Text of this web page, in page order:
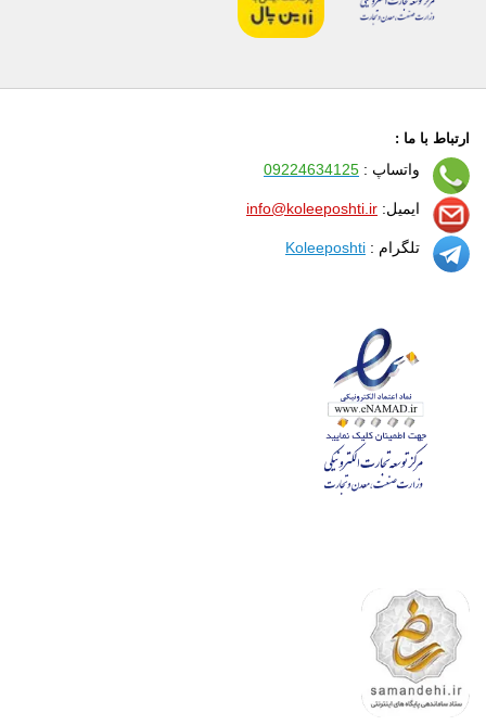
ارتباط با ما :
واتساپ : 09224634125
ایمیل: info@koleeposhti.ir
تلگرام : Koleeposhti